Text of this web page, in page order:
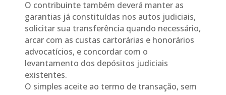
O contribuinte também deverá manter as
garantias já constituídas nos autos judiciais,
solicitar sua transferência quando necessário,
arcar com as custas cartorárias e honorários
advocatícios, e concordar com o
levantamento dos depósitos judiciais
existentes.
O simples aceite ao termo de transação, sem